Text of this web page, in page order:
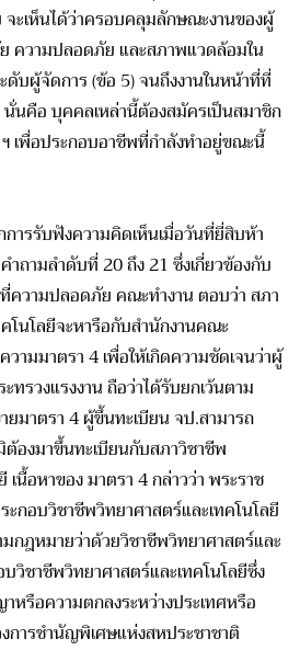
ะเห็นได้ว่าครอบคลุมลักษณะงานของผู้
ความปลอดภัย และสภาพแวดล้อมใน
บผู้จัดการ (ข้อ 5) จนถึงงานในหน้าที่ที่
นคือ บุคคลเหล่านี้ต้องสมัครเป็นสมาชิก
เพื่อประกอบอาชีพที่กำลังทำอยู่ขณะนี้
รับฟังความคิดเห็นเมื่อวันที่ยี่สิบห้า
ถามลำดับที่ 20 ถึง 21 ซึ่งเกี่ยวข้องกับ
ความปลอดภัย คณะทำงาน ตอบว่า สภา
โนโลยีจะหารือกับสำนักงานคณะ
ามมาตรา 4 เพื่อให้เกิดความชัดเจนว่าผู้
รวงแรงงาน ถือว่าได้รับยกเว้นตาม
ยมาตรา 4 ผู้ขึ้นทะเบียน จป.สามารถ
องมาขึ้นทะเบียนกับสภาวิชาชีพ
เนื้อหาของ มาตรา 4 กล่าวว่า พระราช
อบวิชาชีพวิทยาศาสตร์และเทคโนโลยี
กฎหมายว่าด้วยวิชาชีพวิทยาศาสตร์และ
วิชาชีพวิทยาศาสตร์และเทคโนโลยีซึ่ง
รือความตกลงระหว่างประเทศหรือ
การชํานัญพิเศษแห่งสหประชาชาติ